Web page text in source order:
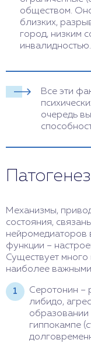
обществом.
близких,
город, низким
инвалидностью.
Все эти
очередь
Механизмы,
состояния,
нейромедиаторов
функции –
Существует
наиболее
Серотонин –
либидо,
образовании
гиппокампе